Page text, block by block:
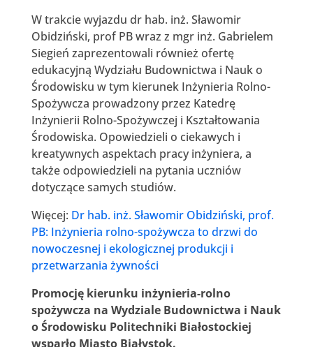
W trakcie wyjazdu dr hab. inż. Sławomir
Obidziński, prof PB wraz z mgr inż. Gabrielem
Siegień zaprezentowali również ofertę
edukacyjną Wydziału Budownictwa i Nauk o
Środowisku w tym kierunek Inżynieria Rolno-
Spożywcza prowadzony przez Katedrę
Inżynierii Rolno-Spożywczej i Kształtowania
Środowiska. Opowiedzieli o ciekawych i
kreatywnych aspektach pracy inżyniera, a
także odpowiedzieli na pytania uczniów
dotyczące samych studiów.
Więcej: Dr hab. inż. Sławomir Obidziński, prof.
PB: Inżynieria rolno-spożywcza to drzwi do
nowoczesnej i ekologicznej produkcji i
przetwarzania żywności
Promocję kierunku inżynieria-rolno
spożywcza na Wydziale Budownictwa i Nauk
o Środowisku Politechniki Białostockiej
wsparło Miasto Białystok.